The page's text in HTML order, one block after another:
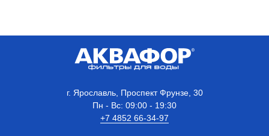
г. Ярославль, Проспект Фрунзе, 30
Пн - Вс: 09:00 - 19:30
+7 4852 66-34-97